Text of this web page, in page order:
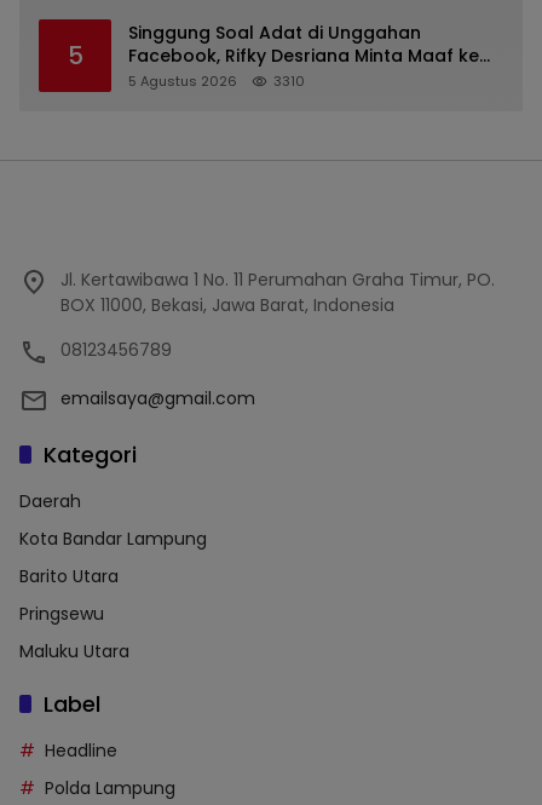
5
Singgung Soal Adat di Unggahan
Facebook, Rifky Desriana Minta Maaf ke
PDA dan Bupati Kubar
5 Agustus 2026 3310
Jl. Kertawibawa 1 No. 11 Perumahan Graha Timur, PO.
BOX 11000, Bekasi, Jawa Barat, Indonesia
08123456789
emailsaya@gmail.com
Kategori
Daerah
Kota Bandar Lampung
Barito Utara
Pringsewu
Maluku Utara
Label
Headline
Polda Lampung